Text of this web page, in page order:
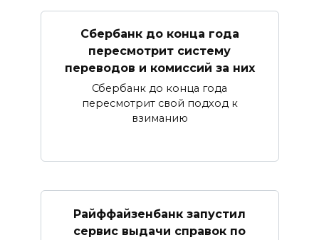
Сбербанк​ до конца года
пересмотрит систему
переводов и комиссий за них
Сбербанк до конца года
пересмотрит свой подход к
взиманию
Райффайзенбанк запустил
сервис выдачи справок по